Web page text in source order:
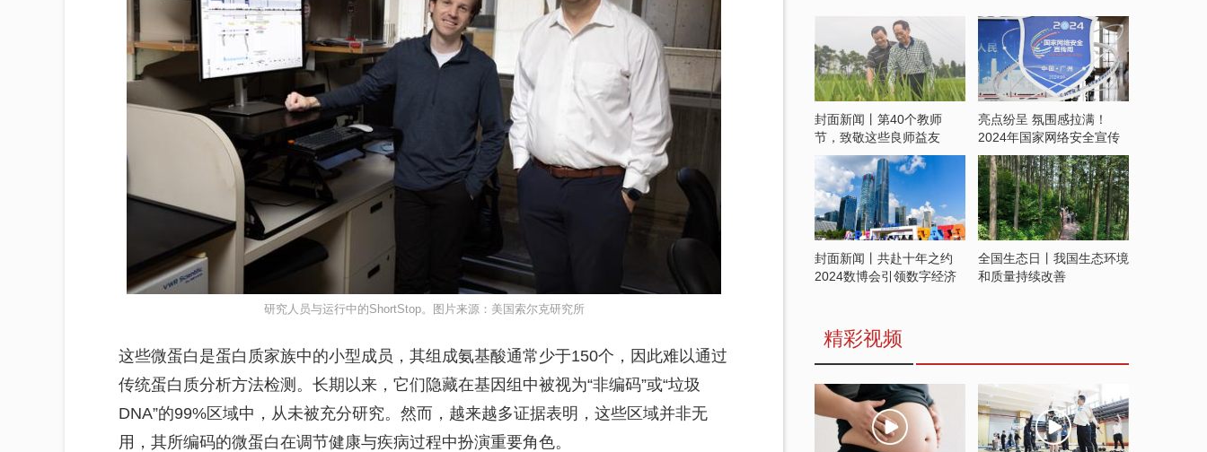
研究人员与运行中的ShortStop。图片来源：美国索尔克研究所
这些微蛋白是蛋白质家族中的小型成员，其组成氨基酸通常少于150个，因此难以通过
传统蛋白质分析方法检测。长期以来，它们隐藏在基因组中被视为“非编码”或“垃圾
DNA”的99%区域中，从未被充分研究。然而，越来越多证据表明，这些区域并非无
用，其所编码的微蛋白在调节健康与疾病过程中扮演重要角色。
封面新闻丨第40个教师
节，致敬这些良师益友
亮点纷呈 氛围感拉满！
2024年国家网络安全宣传
周开启
封面新闻丨共赴十年之约
2024数博会引领数字经济
全国生态日丨我国生态环境
和质量持续改善
精彩视频